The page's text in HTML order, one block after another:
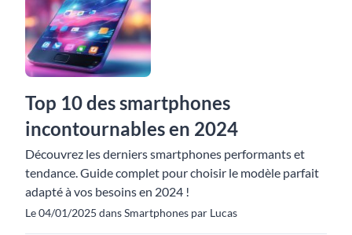
Top 10 des smartphones
incontournables en 2024
Découvrez les derniers smartphones performants et
tendance. Guide complet pour choisir le modèle parfait
adapté à vos besoins en 2024 !
Le 04/01/2025 dans Smartphones par Lucas